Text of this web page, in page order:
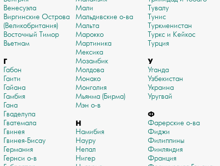
Венесуэла
Виргинские Острова
(Великобритания)
Восточный Тимор
Вьетнам
Г
Габон
Гаити
Гайана
Гамбия
Гана
Гваделупа
Гватемала
Гвинея
Гвинея-Бисау
Германия
Гернси о-в
Мали
Мальдивские о-ва
Мальта
Марокко
Мартиника
Мексика
Мозамбик
Молдова
Монако
Монголия
Мьянма (Бирма)
Мэн о-в
Н
Намибия
Науру
Непал
Нигер
Тувалу
Тунис
Туркменистан
Туркс и Кейкос
Турция
У
Уганда
Узбекистан
Украина
Уругвай
Ф
Фарерские о-ва
Фиджи
Филиппины
Финляндия
Франция